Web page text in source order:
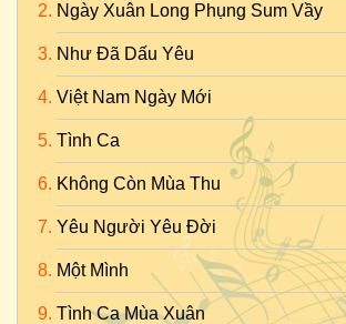
Ngày Xuân Long Phụng Sum Vầy
Như Đã Dấu Yêu
Việt Nam Ngày Mới
Tình Ca
Không Còn Mùa Thu
Yêu Người Yêu Đời
Một Mình
Tình Ca Mùa Xuân